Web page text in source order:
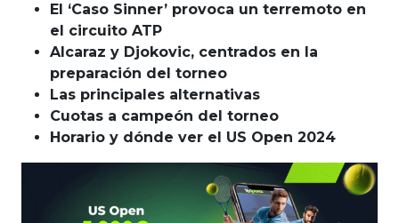
El ‘Caso Sinner’ provoca un terremoto en
el circuito ATP
Alcaraz y Djokovic, centrados en la
preparación del torneo
Las principales alternativas
Cuotas a campeón del torneo
Horario y dónde ver el US Open 2024